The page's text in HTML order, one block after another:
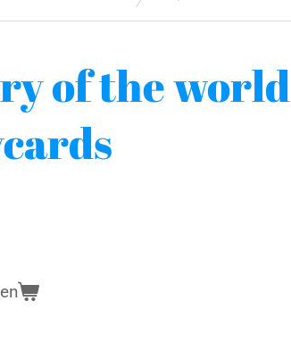
of the world